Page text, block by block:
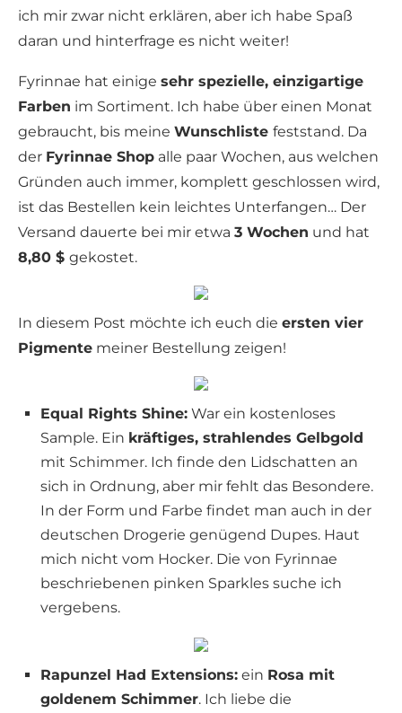
ich mir zwar nicht erklären, aber ich habe Spaß
daran und hinterfrage es nicht weiter!
Fyrinnae hat einige sehr spezielle, einzigartige
Farben im Sortiment. Ich habe über einen Monat
gebraucht, bis meine Wunschliste feststand. Da
der Fyrinnae Shop alle paar Wochen, aus welchen
Gründen auch immer, komplett geschlossen wird,
ist das Bestellen kein leichtes Unterfangen… Der
Versand dauerte bei mir etwa 3 Wochen und hat
8,80 $ gekostet.
In diesem Post möchte ich euch die ersten vier
Pigmente meiner Bestellung zeigen!
Equal Rights Shine: War ein kostenloses
Sample. Ein kräftiges, strahlendes Gelbgold
mit Schimmer. Ich finde den Lidschatten an
sich in Ordnung, aber mir fehlt das Besondere.
In der Form und Farbe findet man auch in der
deutschen Drogerie genügend Dupes. Haut
mich nicht vom Hocker. Die von Fyrinnae
beschriebenen pinken Sparkles suche ich
vergebens.
Rapunzel Had Extensions: ein Rosa mit
goldenem Schimmer. Ich liebe die